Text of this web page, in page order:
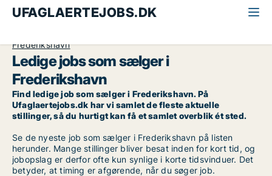
UFAGLAERTEJOBS.DK
Frederikshavn
Ledige jobs som sælger i
Frederikshavn
Find ledige job som sælger i Frederikshavn. På
Ufaglaertejobs.dk har vi samlet de fleste aktuelle
stillinger, så du hurtigt kan få et samlet overblik ét sted.
Se de nyeste job som sælger i Frederikshavn på listen
herunder. Mange stillinger bliver besat inden for kort tid, og
jobopslag er derfor ofte kun synlige i korte tidsvinduer. Det
betyder, at timing er afgørende, når du søger job.